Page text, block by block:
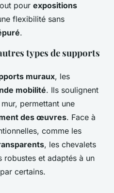
pour expositions
flexibilité sans
.
types de supports
muraux, les
mobilité. Ils soulignent
permettant une
des œuvres. Face à
comme les
, les chevalets
robustes et adaptés à un
certains.